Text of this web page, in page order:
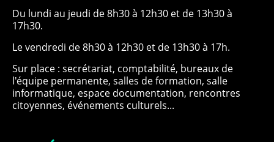
Du lundi au jeudi de 8h30 à 12h30 et de 13h30 à
17h30.
Le vendredi de 8h30 à 12h30 et de 13h30 à 17h.
Sur place : secrétariat, comptabilité, bureaux de
l'équipe permanente, salles de formation, salle
informatique, espace documentation, rencontres
citoyennes, événements culturels...